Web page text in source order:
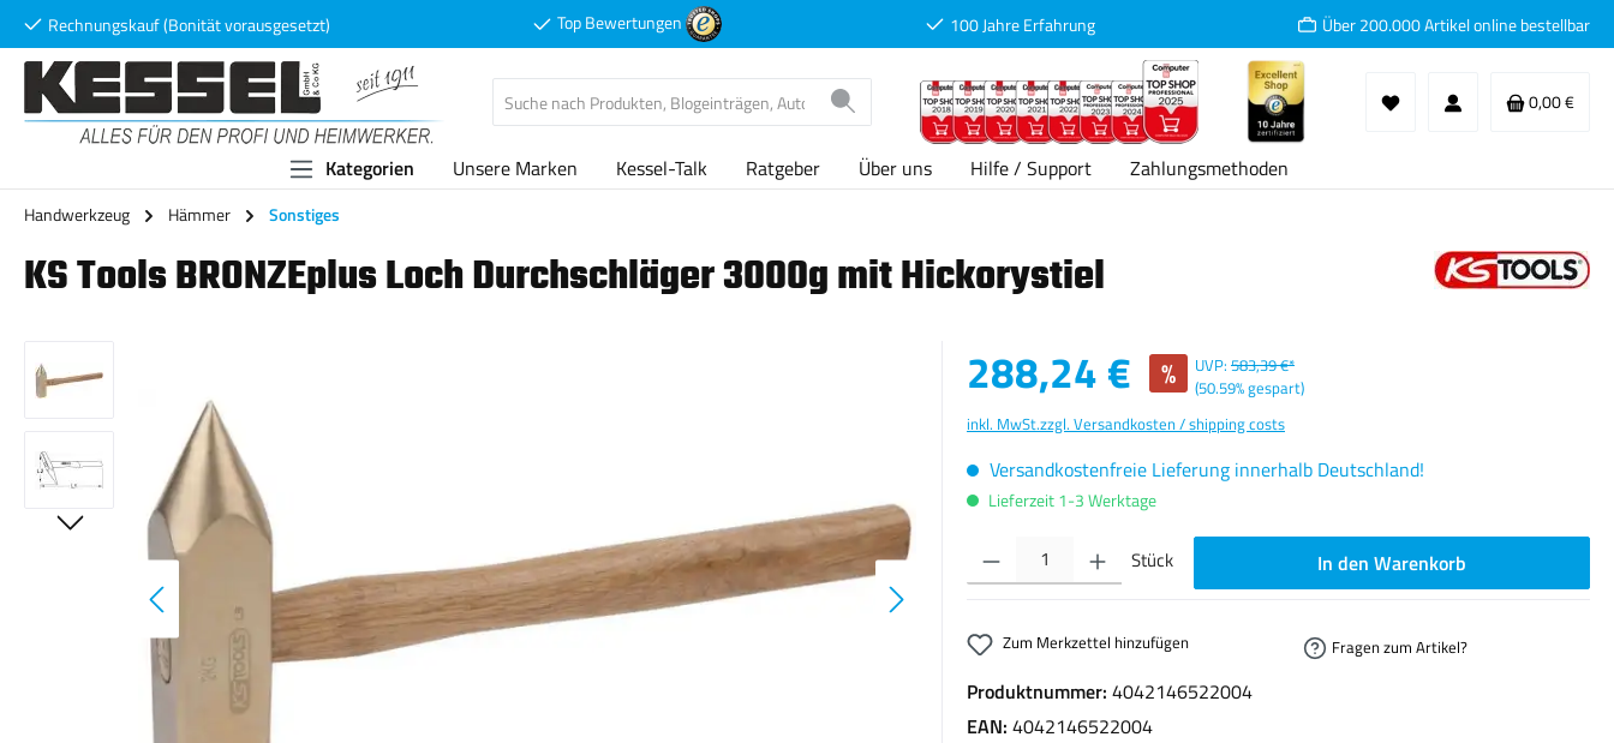
Hauptinhalt springen
Zur Suche springen
Zur Hauptnavigation springen
Rechnungskauf (Bonität vorausgesetzt) Top Bewertungen 100 Jahre Erfahrung Über 200.000 Artikel online bestellbar
0,00 €
Kategorien Unsere Marken Kessel-Talk Ratgeber Über uns Hilfe / Support Zahlungsmethoden
Handwerkzeug Hämmer Sonstiges
KS Tools BRONZEplus Loch Durchschläger 3000g mit Hickorystiel
Verkaufspreis:
288,24 € % UVP: 583,39 €*
(50.59% gespart)
inkl. MwSt.zzgl. Versandkosten / shipping costs
Versandkostenfreie Lieferung innerhalb Deutschland!
Lieferzeit 1-3 Werktage
Produkt Anzahl: Gib den gewünschten Wert ein oder benutze die Schaltflächen um die Anzahl zu erhöhen
Stück In den Warenkorb
Zum Merkzettel hinzufügen Fragen zum Artikel?
Produktnummer: 4042146522004
EAN: 4042146522004